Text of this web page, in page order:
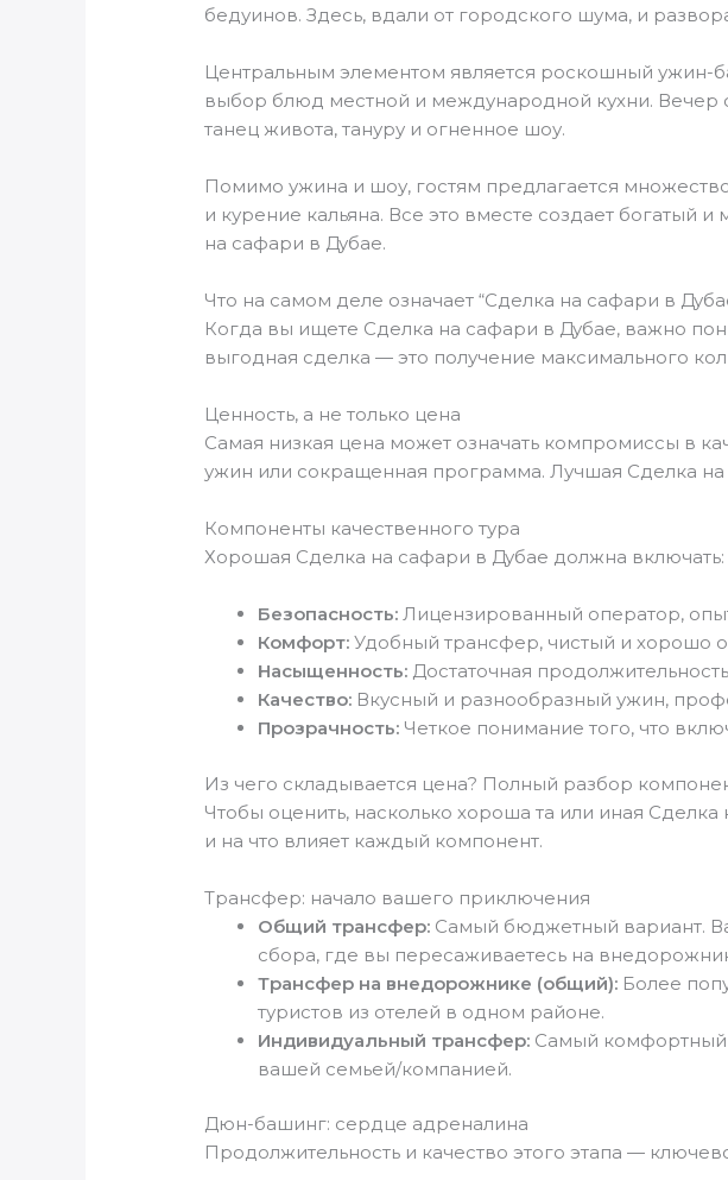
бедуинов. Здесь, вдали от городского шума, и
Центральным элементом является роскошный
выбор блюд местной и международной кухни.
танец живота, тануру и огненное шоу.
Помимо ужина и шоу, гостям предлагается
и курение кальяна. Все это вместе создает
на сафари в Дубае.
Что на самом деле означает “Сделка на сафари в
Когда вы ищете Сделка на сафари в Дубае, важно
выгодная сделка — это получение максимального
Ценность, а не только цена
Самая низкая цена может означать компромиссы в
ужин или сокращенная программа. Лучшая Сделка
Компоненты качественного тура
Хорошая Сделка на сафари в Дубае должна включать:
Безопасность: Лицензированный оператор,
Комфорт: Удобный трансфер, чистый и хорошо
Насыщенность: Достаточная
Качество: Вкусный и разнообразный ужин,
Прозрачность: Четкое понимание того, что
Из чего складывается цена? Полный разбор
Чтобы оценить, насколько хороша та или иная
и на что влияет каждый компонент.
Трансфер: начало вашего приключения
Общий трансфер: Самый бюджетный вариант.
сбора, где вы пересаживаетесь на
Трансфер на внедорожнике (общий): Более
туристов из отелей в одном районе.
Индивидуальный трансфер: Самый комфортный
вашей семьей/компанией.
Дюн-башинг: сердце адреналина
Продолжительность и качество этого этапа —